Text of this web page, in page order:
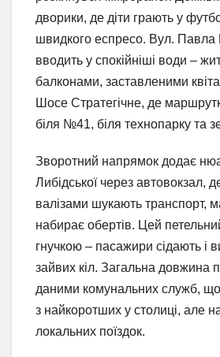
дворики, де діти грають у
швидкого еспресо. Вул. Павла
вводить у спокійніші води –
балконами, заставленими
Шосе Стратегічне, де
біля №41, біля технопарку та
Зворотний напрямок додає
Либідської через автовокзал,
валізами шукають транспорт,
набирає обертів. Цей
гнучкою – пасажири сідають і
зайвих кіл. Загальна довжина
даними комунальних служб, що
з найкоротших у столиці, але
локальних поїздок.